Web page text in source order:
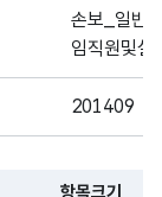
손보_일반
임직원및설
201409
항목크기